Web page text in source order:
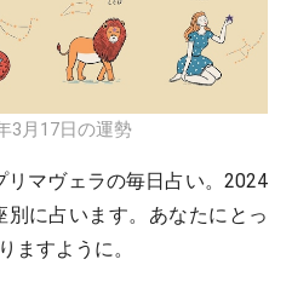
3月17日の運勢
リマヴェラの毎日占い。2024
に占います。あなたにとっ
ますように。